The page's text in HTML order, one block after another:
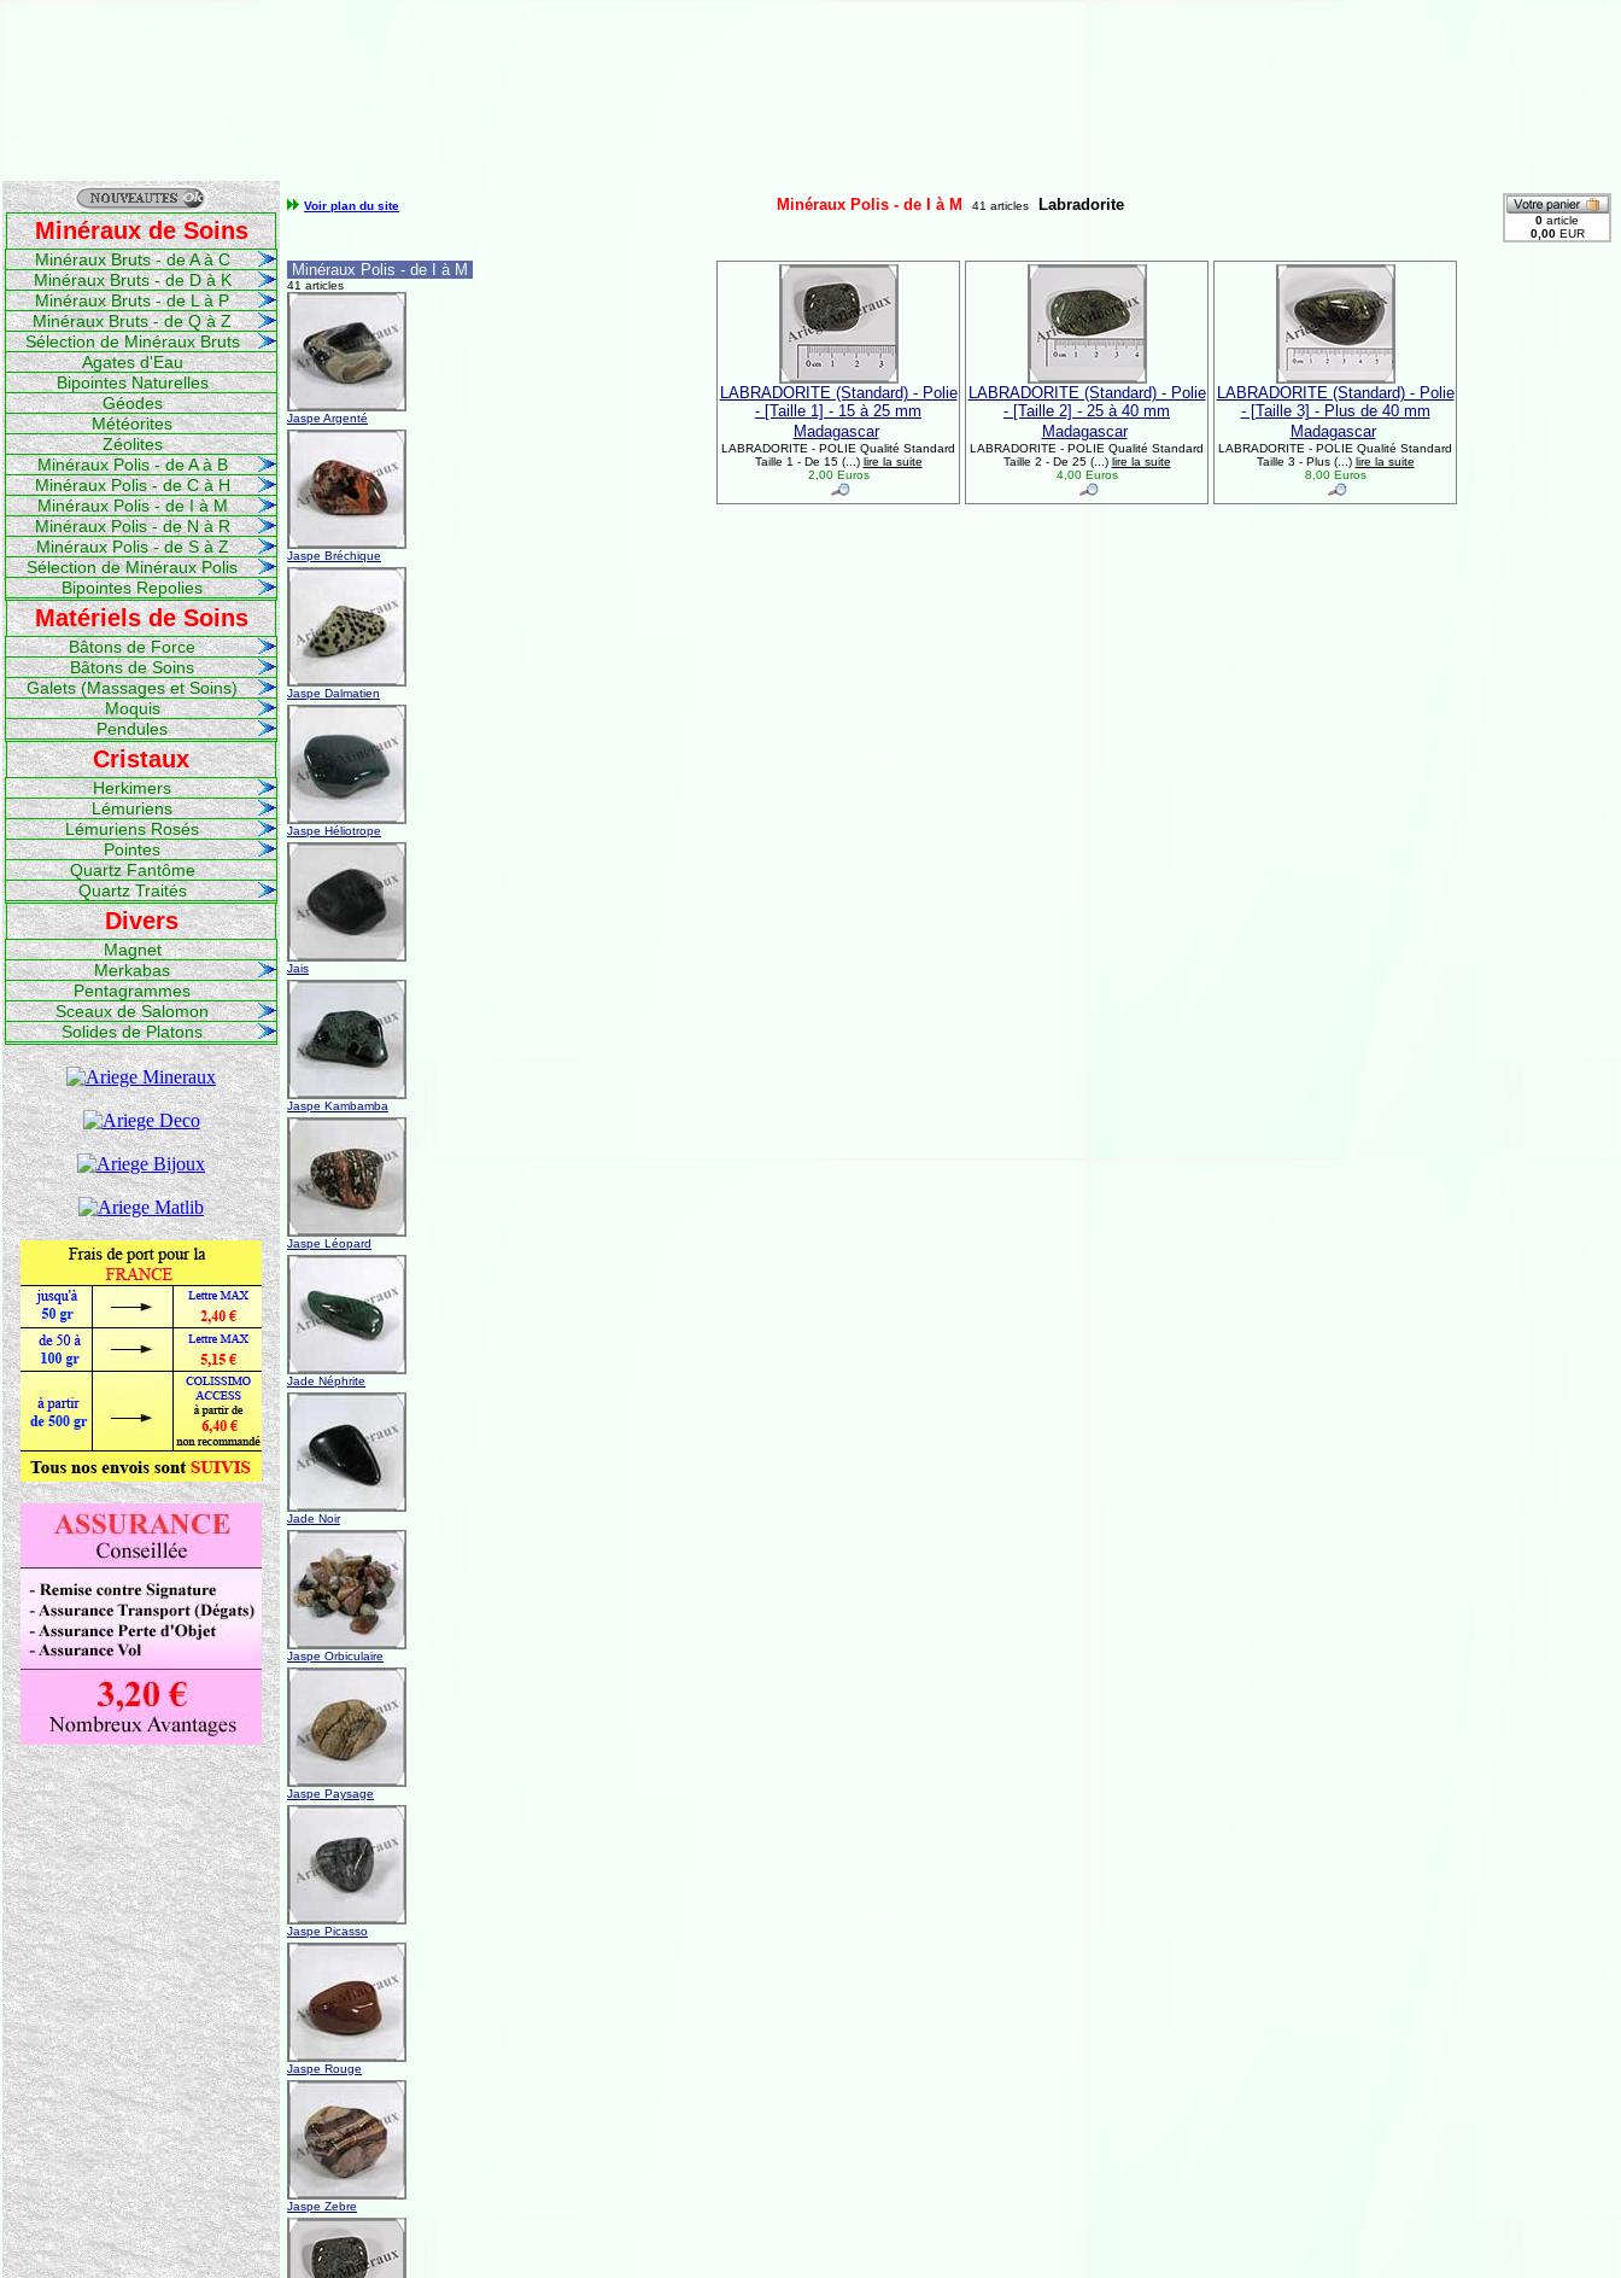
Minéraux de Soins
Minéraux Bruts - de A à C
Minéraux Bruts - de D à K
Minéraux Bruts - de L à P
Minéraux Bruts - de Q à Z
Sélection de Minéraux Bruts
Agates d'Eau
Bipointes Naturelles
Géodes
Météorites
Zéolites
Minéraux Polis - de A à B
Minéraux Polis - de C à H
Minéraux Polis - de I à M
Minéraux Polis - de N à R
Minéraux Polis - de S à Z
Sélection de Minéraux Polis
Bipointes Repolies
Matériels de Soins
Bâtons de Force
Bâtons de Soins
Galets (Massages et Soins)
Moquis
Pendules
Cristaux
Herkimers
Lémuriens
Lémuriens Rosés
Pointes
Quartz Fantôme
Quartz Traités
Divers
Magnet
Merkabas
Pentagrammes
Sceaux de Salomon
Solides de Platons
Voir plan du site Minéraux Polis - de I à M 41 articles Labradorite
Minéraux Polis - de I à M
41 articles
Jaspe Argenté
Jaspe Bréchique
Jaspe Dalmatien
Jaspe Héliotrope
Jais
Jaspe Kambamba
Jaspe Léopard
Jade Néphrite
Jade Noir
Jaspe Orbiculaire
Jaspe Paysage
Jaspe Picasso
Jaspe Rouge
Jaspe Zebre
LABRADORITE (Standard) - Polie
- [Taille 1] - 15 à 25 mm
Madagascar
LABRADORITE - POLIE Qualité Standard
Taille 1 - De 15 (...) lire la suite
2,00 Euros
LABRADORITE (Standard) - Polie
- [Taille 2] - 25 à 40 mm
Madagascar
LABRADORITE - POLIE Qualité Standard
Taille 2 - De 25 (...) lire la suite
4,00 Euros
LABRADORITE (Standard) - Polie
- [Taille 3] - Plus de 40 mm
Madagascar
LABRADORITE - POLIE Qualité Standard
Taille 3 - Plus (...) lire la suite
8,00 Euros